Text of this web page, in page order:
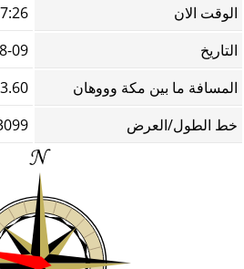
الوقت الان
7:26 PM
التاريخ
09
المسافة ما بين مكة وووهان
خط الطول/العرض